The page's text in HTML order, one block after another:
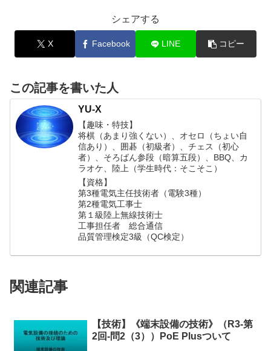
シェアする
X Facebook LINE コピー
この記事を書いた人
YU-X
【趣味・特技】
将棋（あまり強くない）、オセロ（ちょい自
信あり）、囲碁（初級者）、チェス（初心
者）、そろばん参段（暗算五段）、BBQ、カ
ラオケ、陸上（学生時代：そこそこ）
【資格】
第3種電気主任技術者（電験3種）
第2種電気工事士
第１級陸上無線技術士
工事担任者 総合通信
品質管理検定3級（QC検定）
関連記事
【技術】《端末設備の技術》（R3-第
2回-問2（3））PoE Plusついて